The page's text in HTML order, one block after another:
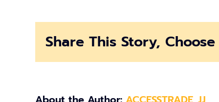
Share This Story,